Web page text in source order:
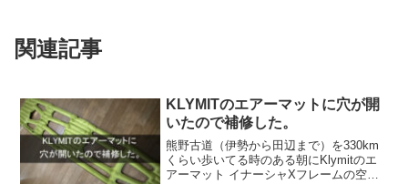
関連記事
KLYMITのエアーマットに穴が開
いたので補修した。
熊野古道（伊勢から田辺まで）を330km
くらい歩いてる時のある朝にKlymitのエ
アーマット イナーシャXフレームの空気